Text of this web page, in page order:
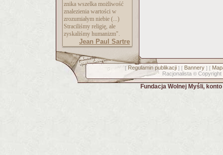
znika wszelka możliwość
znalezienia wartości w
zrozumiałym niebie (...)
Straciliśmy religię, ale
zyskaliśmy humanizm".
Jean Paul Sartre
[ Regulamin publikacji] [ Bannery] [
Racjonalista © Copyright
Fundacja Wolnej Myśli,